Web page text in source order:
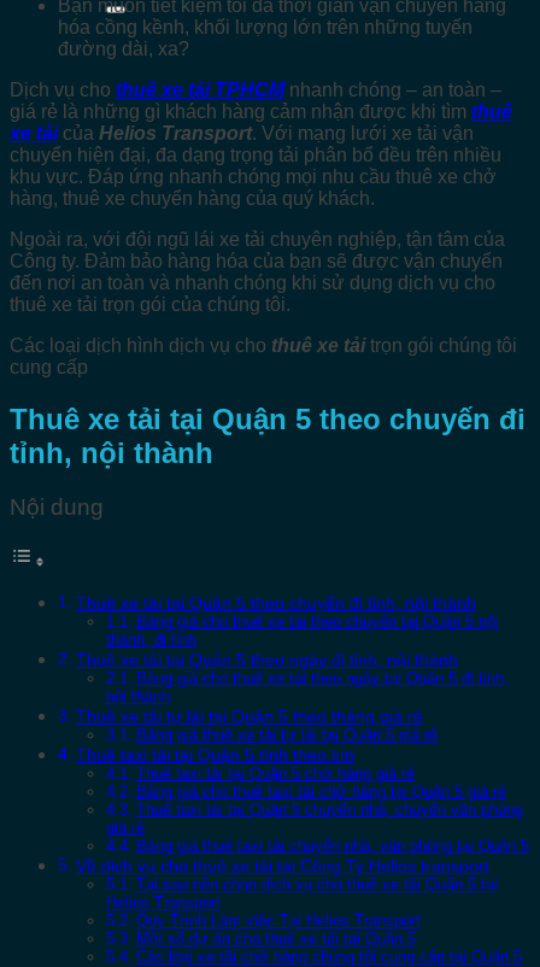
Bạn muốn tiết kiệm tối đa thời gian vận chuyển hàng
hóa cồng kềnh, khối lượng lớn trên những tuyến
đường dài, xa?
Dịch vụ cho thuê xe tải TPHCMnhanh chóng – an toàn –
giá rẻ là những gì khách hàng cảm nhận được khi tìm thuê
xe tảicủa Helios Transport. Với mạng lưới xe tải vận
chuyển hiện đại, đa dạng trọng tải phân bổ đều trên nhiều
khu vực. Đáp ứng nhanh chóng mọi nhu cầu thuê xe chở
hàng, thuê xe chuyển hàng của quý khách.
Ngoài ra, với đội ngũ lái xe tải chuyên nghiệp, tận tâm của
Công ty. Đảm bảo hàng hóa của bạn sẽ được vận chuyển
đến nơi an toàn và nhanh chóng khi sử dụng dịch vụ cho
thuê xe tải trọn gói của chúng tôi.
Các loại dịch hình dịch vụ cho thuê xe tảitrọn gói chúng tôi
cung cấp
Thuê xe tải tại Quận 5 theo chuyến đi
tỉnh, nội thành
Nội dung
Thuê xe tải tại Quận 5 theo chuyến đi tỉnh, nội thành
Bảng giá cho thuê xe tải theo chuyến tại Quận 5 nội
thành, đi tỉnh
Thuê xe tải tại Quận 5 theo ngày đi tỉnh, nội thành
Bảng giá cho thuê xe tải theo ngày tại Quận 5 đi tỉnh,
nội thành
Thuê xe tải tự lái tại Quận 5 theo tháng giá rẻ
Bảng giá thuê xe tải tự lái tại Quận 5 giá rẻ
Thuê taxi tải tại Quận 5 tính theo km
Thuê taxi tải tại Quận 5 chở hàng giá rẻ
Bảng giá cho thuê taxi tải chở hàng tại Quận 5 giá rẻ
Thuê taxi tải tại Quận 5 chuyển nhà, chuyển văn phòng
giá rẻ
Bảng giá thuê taxi tải chuyển nhà, văn phòng tại Quận 5
Về dịch vụ cho thuê xe tải tại Công Ty Helios transport
Tại sao nên chọn dịch vụ cho thuê xe tải Quận 5 tại
Helios Transport
Quy Trình Làm việc Tại Helios Transport
Một số dự án cho thuê xe tải tại Quận 5
Các loại xe tải chở hàng chúng tôi cung cấp tại Quận 5